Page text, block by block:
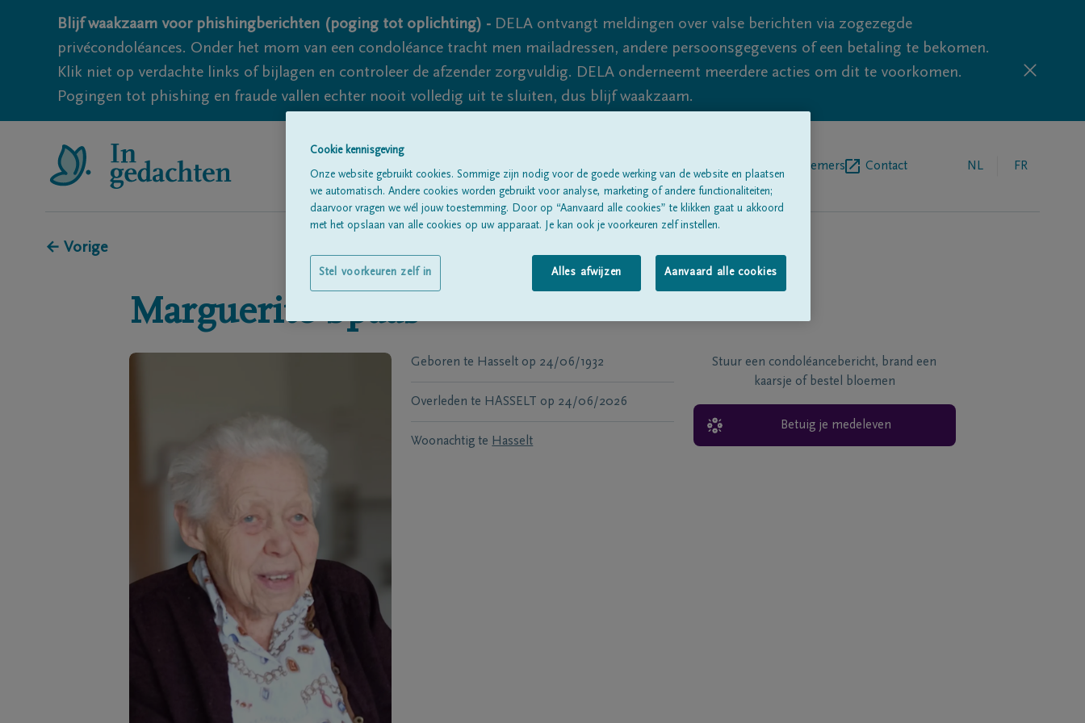
Blijf waakzaam voor phishingberichten (poging tot oplichting) - DELA ontvangt meldingen over valse berichten via zogezegde
privécondoléances. Onder het mom van een condoléance tracht men mailadressen, andere persoonsgegevens of een betaling te bekomen.
Klik niet op verdachte links of bijlagen en controleer de afzender zorgvuldig. DELA onderneemt meerdere acties om dit te voorkomen.
Pogingen tot phishing en fraude vallen echter nooit volledig uit te sluiten, dus blijf waakzaam.
Alle rouwberichten Over ons Begrafenisondernemers Contact NL FR
← Vorige
Marguerite Spaas
Geboren te Hasselt op 24/06/1932
Overleden te HASSELT op 24/06/2026
Woonachtig te Hasselt
Stuur een condoléancebericht, brand een
kaarsje of bestel bloemen
Betuig je medeleven
Cookie kennisgeving
Onze website gebruikt cookies. Sommige zijn nodig voor de goede werking van de website en plaatsen
we automatisch. Andere cookies worden gebruikt voor analyse, marketing of andere functionaliteiten;
daarvoor vragen we wél jouw toestemming. Door op “Aanvaard alle cookies” te klikken gaat u akkoord
met het opslaan van alle cookies op uw apparaat. Je kan ook je voorkeuren zelf instellen.
Alles afwijzen Aanvaard alle cookies
Stel voorkeuren zelf in